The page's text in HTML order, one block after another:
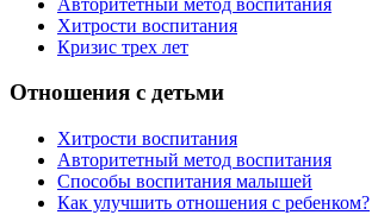
Хитрости воспитания
Кризис трех лет
Отношения с детьми
Хитрости воспитания
Авторитетный метод воспитания
Способы воспитания малышей
Как улучшить отношения с ребенком?